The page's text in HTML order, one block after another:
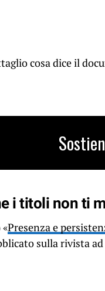
cosa dice il
i titoli non ti
Presenza e
sulla rivista